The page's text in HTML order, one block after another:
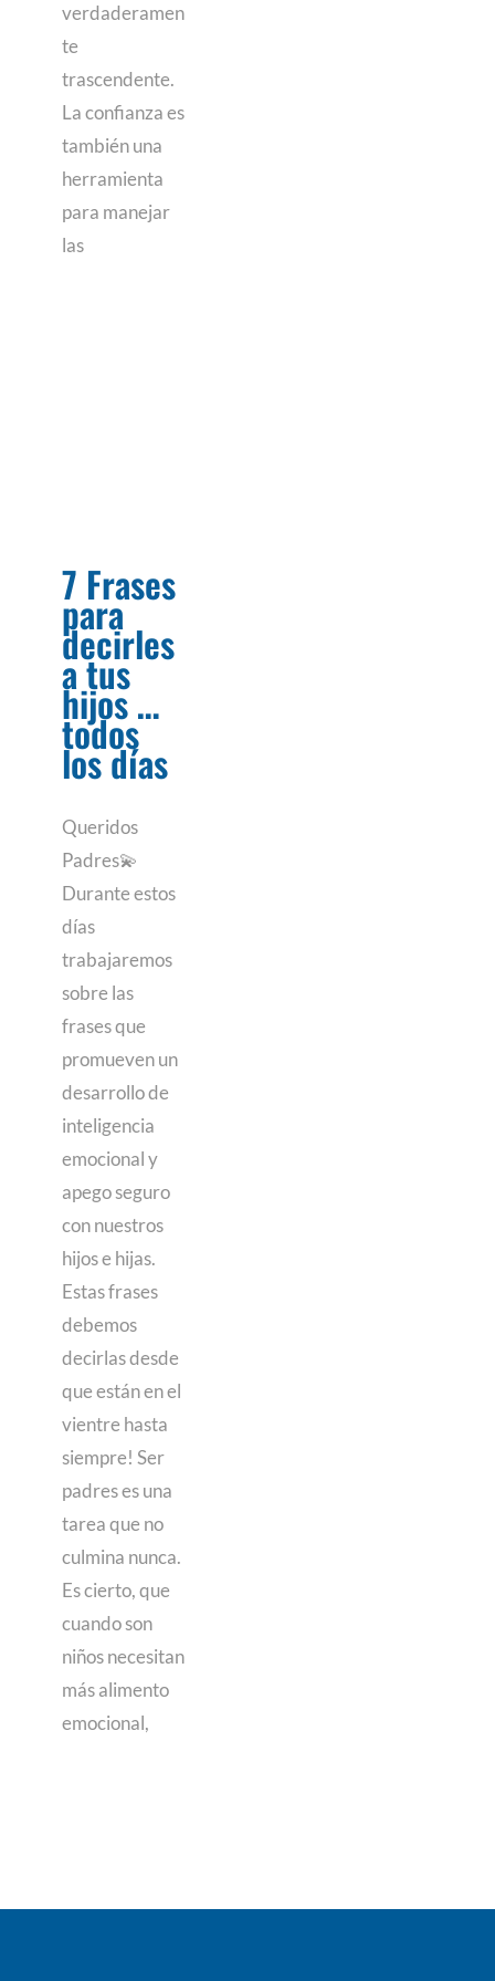
verdaderamen
te
trascendente.
La confianza es
también una
herramienta
para manejar
las
7 Frases
para
decirles
a tus
hijos …
todos
los días
Queridos
Padres💫
Durante estos
días
trabajaremos
sobre las
frases que
promueven un
desarrollo de
inteligencia
emocional y
apego seguro
con nuestros
hijos e hijas.
Estas frases
debemos
decirlas desde
que están en el
vientre hasta
siempre! Ser
padres es una
tarea que no
culmina nunca.
Es cierto, que
cuando son
niños necesitan
más alimento
emocional,